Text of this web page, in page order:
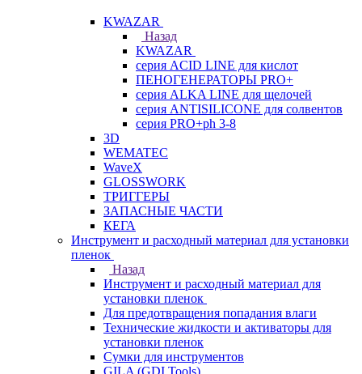
KWAZAR
Назад
KWAZAR
серия ACID LINE для кислот
ПЕНОГЕНЕРАТОРЫ PRO+
серия ALKA LINE для щелочей
серия ANTISILICONE для солвентов
серия PRO+ph 3-8
3D
WEMATEC
WaveX
GLOSSWORK
ТРИГГЕРЫ
ЗАПАСНЫЕ ЧАСТИ
КЕГА
Инструмент и расходный материал для установки
пленок
Назад
Инструмент и расходный материал для
установки пленок
Для предотвращения попадания влаги
Технические жидкости и активаторы для
установки пленок
Сумки для инструментов
GILA (GDI Tools)